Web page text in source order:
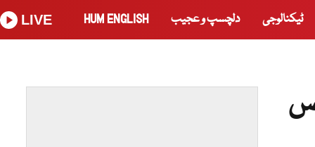
ٹیکنالوجی دلچسپ و عجیب HUM ENGLISH
LIVE